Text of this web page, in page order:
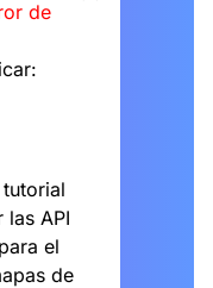
de
API
el
de